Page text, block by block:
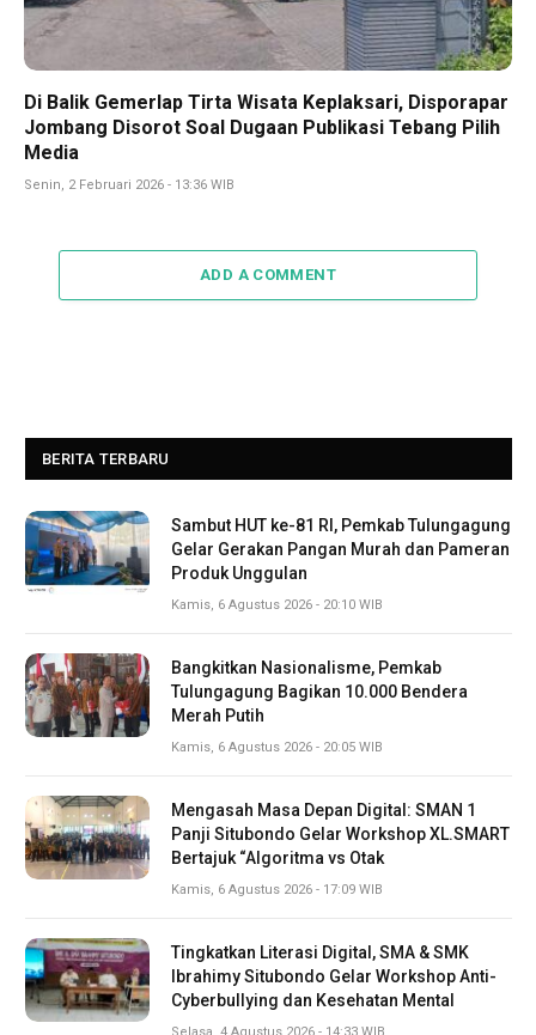
Di Balik Gemerlap Tirta Wisata Keplaksari, Disporapar
Jombang Disorot Soal Dugaan Publikasi Tebang Pilih
Media
Senin, 2 Februari 2026 - 13:36 WIB
ADD A COMMENT
BERITA TERBARU
Sambut HUT ke-81 RI, Pemkab Tulungagung
Gelar Gerakan Pangan Murah dan Pameran
Produk Unggulan
Kamis, 6 Agustus 2026 - 20:10 WIB
Bangkitkan Nasionalisme, Pemkab
Tulungagung Bagikan 10.000 Bendera
Merah Putih
Kamis, 6 Agustus 2026 - 20:05 WIB
Mengasah Masa Depan Digital: SMAN 1
Panji Situbondo Gelar Workshop XL.SMART
Bertajuk “Algoritma vs Otak
Kamis, 6 Agustus 2026 - 17:09 WIB
Tingkatkan Literasi Digital, SMA & SMK
Ibrahimy Situbondo Gelar Workshop Anti-
Cyberbullying dan Kesehatan Mental